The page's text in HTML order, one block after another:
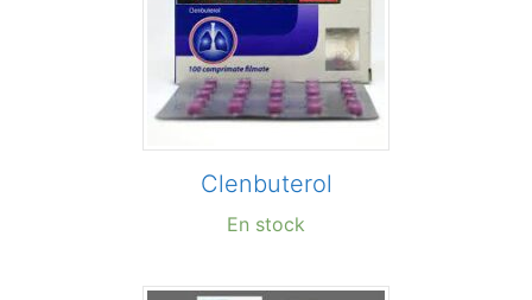
Сlenbuterol
En stock